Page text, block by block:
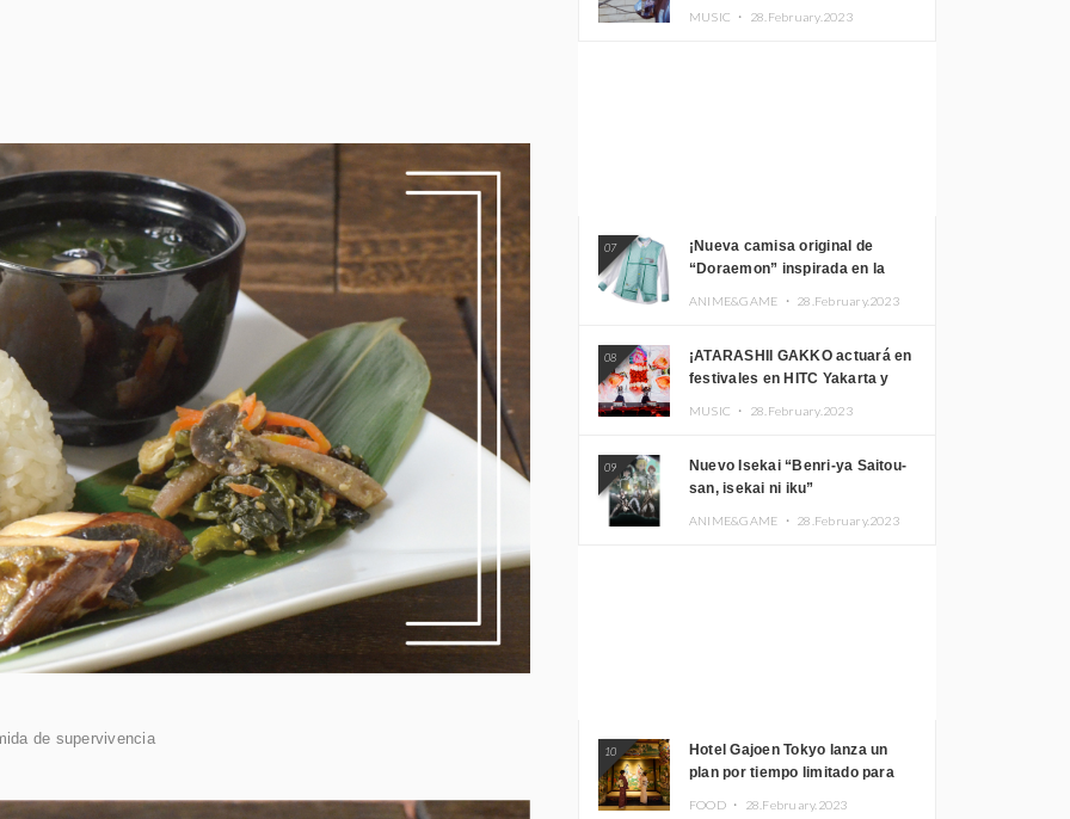
de supervivencia
MUSIC ・ 28.February.2023
07
¡Nueva camisa original de
“Doraemon” inspirada en la
ANIME&GAME ・ 28.February.2023
08
¡ATARASHII GAKKO actuará en
festivales en HITC Yakarta y
MUSIC ・ 28.February.2023
09
Nuevo Isekai “Benri-ya Saitou-
san, isekai ni iku”
ANIME&GAME ・ 28.February.2023
10
Hotel Gajoen Tokyo lanza un
plan por tiempo limitado para
FOOD ・ 28.February.2023